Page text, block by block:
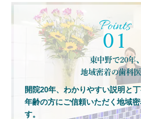
01
東中野で20年、
地域密着の歯科
開院20年、わかりやすい説明と
年齢の方にご信頼いただく地域
す。